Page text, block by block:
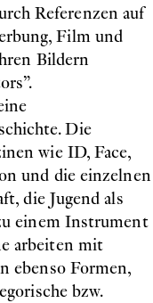
Referenzen auf
Film und
Bildern
Die
wie ID, Face,
und die einzelnen
die Jugend als
einem Instrument
arbeiten mit
ebenso Formen,
bzw.